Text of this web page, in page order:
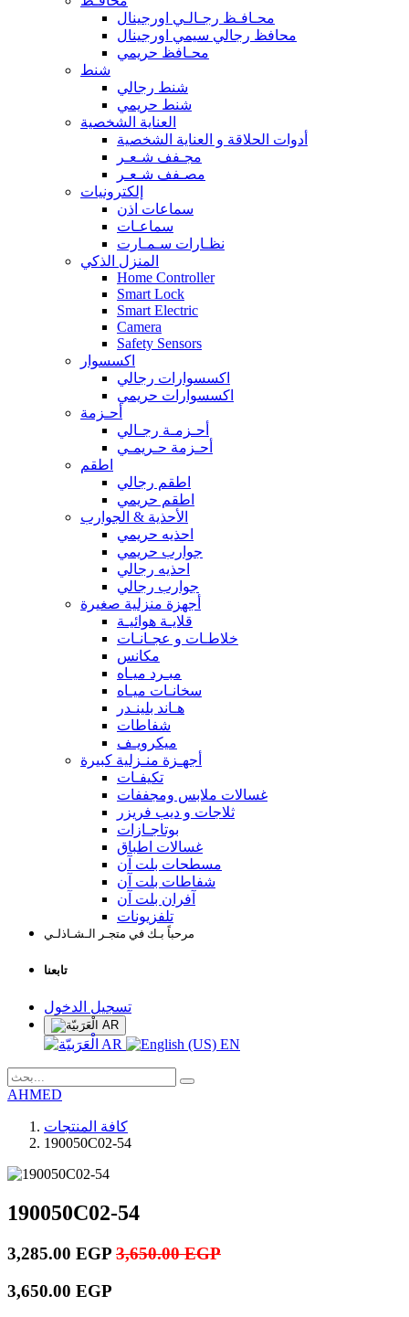
محـافـظ رجـالـي اورجينال
محافظ رجالي سيمي اورجينال
محـافظ حريمي
شنط
شنط رجالي
شنط حريمي
العناية الشخصية
أدوات الحلاقة و العناية الشخصية
مجـفف شـعـر
مصـفف شـعـر
إلكترونيات
سماعات اذن
سماعـات
نظـارات سـمـارت
المنزل الذكي
Home Controller
Smart Lock
Smart Electric
Camera
Safety Sensors
اكسسوار
اكسسوارات رجالي
اكسسوارات حريمي
أحـزمة
أحـزمـة رجـالي
أحـزمة حـريمـي
اطقم
اطقم رجالي
اطقم حريمي
الأحذية & الجوارب
احذيه حريمي
جوارب حريمي
احذيه رجالي
جوارب رجالي
أجهزة منزلية صغيرة
قلايـة هوائيـة
خلاطـات و عجـانـات
مكانس
مبـرد ميـاه
سخانـات ميـاه
هـاند بلينـدر
شفاطات
ميكرويـف
أجهـزة منـزلية كبيرة
تكيفـات
غسالات ملابس ومجففات
ثلاجات و ديب فريزر
بوتاجـازات
غسالات اطباق
مسطحات بلت آن
شفاطات بلت آن
آفران بلت آن
تلفزيونات
مرحباً بـك في متجـر الـشـاذلـي
تابعنا
تسجيل الدخول
AR
AR EN
AHMED
كافة المنتجات
190050C02-54
190050C02-54
3,285.00 EGP 3,650.00EGP
3,650.00 EGP